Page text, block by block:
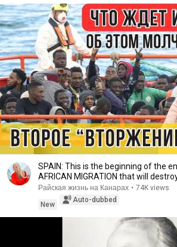
SPAIN: This is the beginning of the
AFRICAN MIGRATION that will
Райская жизнь на Канарах • 74K views
New
Auto-dubbed